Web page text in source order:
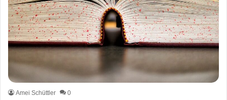
Amei Schüttler 0